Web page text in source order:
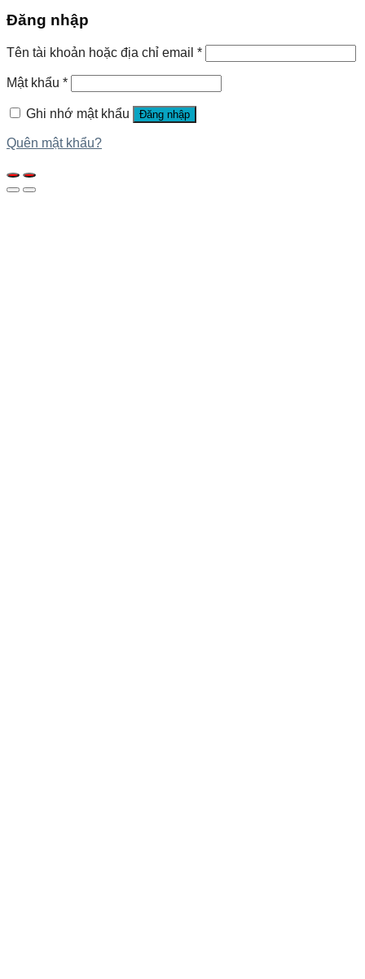
Đăng nhập
Tên tài khoản hoặc địa chỉ email *
Mật khẩu *
Ghi nhớ mật khẩu Đăng nhập
Quên mật khẩu?